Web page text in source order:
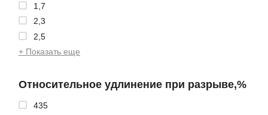
1,7
2,3
2,5
+ Показать еще
Относительное удлинение при разрыве,%
435